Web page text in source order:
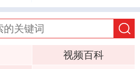
视频百科